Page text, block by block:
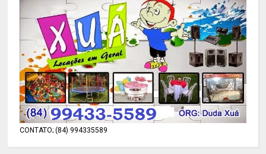
CONTATO; (84) 994335589